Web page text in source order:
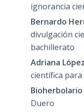
ignorancia
Bernardo
divulgación
bachillerato
Adriana López
científica
Bioherbolario
Duero